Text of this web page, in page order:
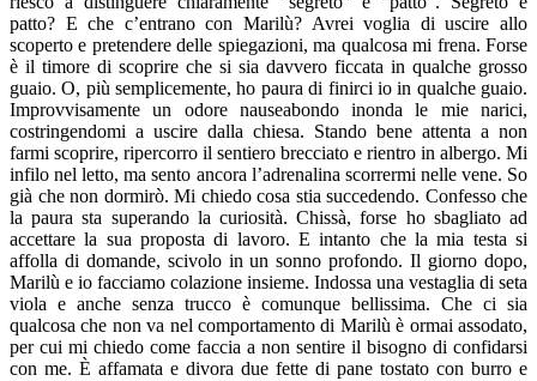
patto? E che c’entrano con Marilù? Avrei voglia di uscire allo
scoperto e pretendere delle spiegazioni, ma qualcosa mi frena. Forse
è il timore di scoprire che si sia davvero ficcata in qualche grosso
guaio. O, più semplicemente, ho paura di finirci io in qualche guaio.
Improvvisamente un odore nauseabondo inonda le mie narici,
costringendomi a uscire dalla chiesa. Stando bene attenta a non
farmi scoprire, ripercorro il sentiero brecciato e rientro in albergo. Mi
infilo nel letto, ma sento ancora l’adrenalina scorrermi nelle vene. So
già che non dormirò. Mi chiedo cosa stia succedendo. Confesso che
la paura sta superando la curiosità. Chissà, forse ho sbagliato ad
accettare la sua proposta di lavoro. E intanto che la mia testa si
affolla di domande, scivolo in un sonno profondo. Il giorno dopo,
Marilù e io facciamo colazione insieme. Indossa una vestaglia di seta
viola e anche senza trucco è comunque bellissima. Che ci sia
qualcosa che non va nel comportamento di Marilù è ormai assodato,
per cui mi chiedo come faccia a non sentire il bisogno di confidarsi
con me. È affamata e divora due fette di pane tostato con burro e